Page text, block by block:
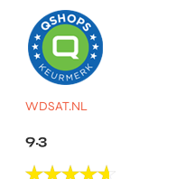
WDSAT.NL
9.3